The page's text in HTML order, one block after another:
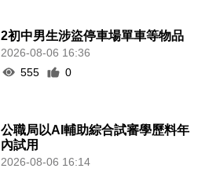
2初中男生涉盜停車場單車等物品
2026-08-06 16:36
555
0
公職局以AI輔助綜合試審學歷料年
內試用
2026-08-06 16:14